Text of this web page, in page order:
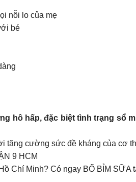
nỗi lo của mẹ
bé
hô hấp, đặc biệt tình trạng sổ
tăng cường sức đề kháng của cơ
9 HCM
Chí Minh? Có ngay BỐ BỈM